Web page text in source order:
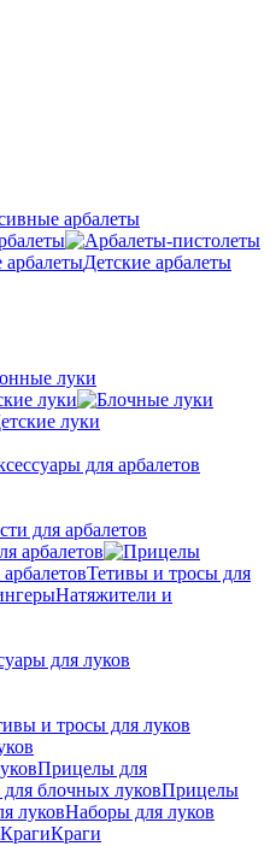
арбалеты
Детские арбалеты
луки
луки
луки
для арбалетов
арбалетов
Тетивы и тросы для
Натяжители и
и тросы для луков
Прицелы для
Прицелы
Наборы для луков
Краги